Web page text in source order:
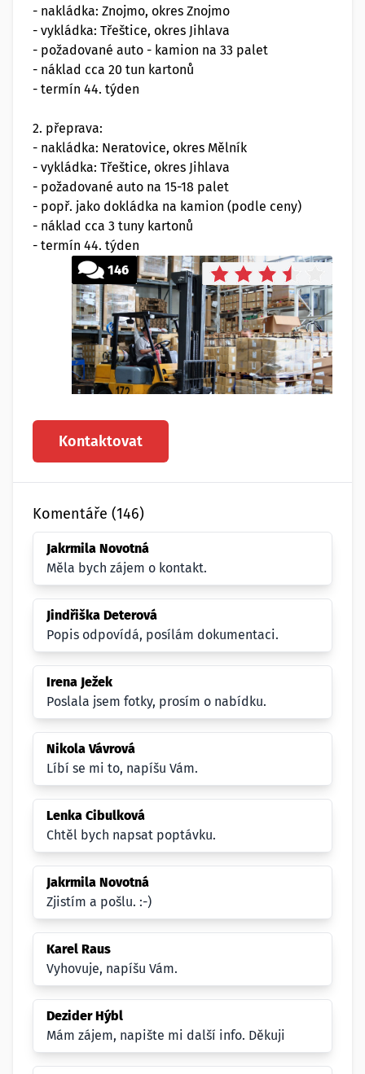
- nakládka: Znojmo, okres Znojmo
- vykládka: Třeštice, okres Jihlava
- požadované auto - kamion na 33 palet
- náklad cca 20 tun kartonů
- termín 44. týden
2. přeprava:
- nakládka: Neratovice, okres Mělník
- vykládka: Třeštice, okres Jihlava
- požadované auto na 15-18 palet
- popř. jako dokládka na kamion (podle ceny)
- náklad cca 3 tuny kartonů
- termín 44. týden
146
Kontaktovat
Komentáře (146)
Jakrmila Novotná
Měla bych zájem o kontakt.
Jindřiška Deterová
Popis odpovídá, posílám dokumentaci.
Irena Ježek
Poslala jsem fotky, prosím o nabídku.
Nikola Vávrová
Líbí se mi to, napíšu Vám.
Lenka Cibulková
Chtěl bych napsat poptávku.
Jakrmila Novotná
Zjistím a pošlu. :-)
Karel Raus
Vyhovuje, napíšu Vám.
Dezider Hýbl
Mám zájem, napište mi další info. Děkuji